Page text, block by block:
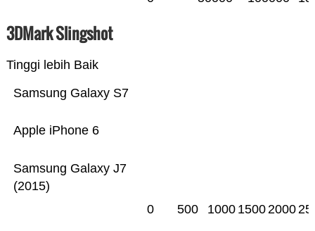
3DMark Slingshot
Tinggi lebih Baik
Samsung Galaxy J7
(2015)
Apple iPhone 6
Samsung Galaxy S7
0 500 1000 15002000